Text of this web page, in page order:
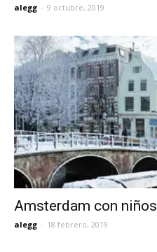
alegg - 9 octubre, 2019
Amsterdam con niños
alegg - 18 febrero, 2019